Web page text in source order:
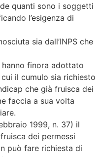
quanti sono i soggetti
l’esigenza di
sia dall’INPS che
finora adottato
il cumulo sia richiesto
che già fruisca dei
faccia a sua volta
1999, n. 37) il
dei permessi
può fare richiesta di